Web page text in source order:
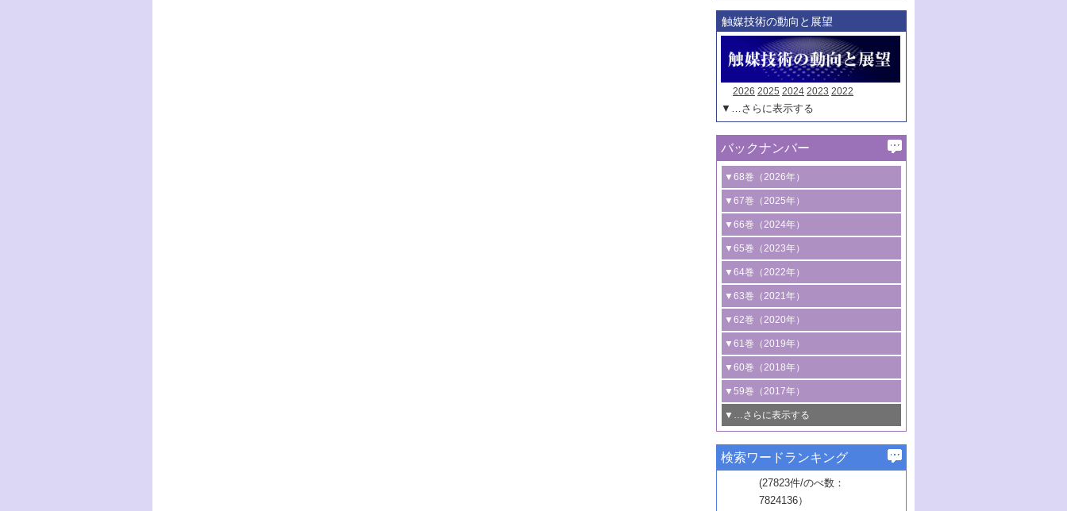
触媒技術の動向と展望
2026 2025 2024 2023 2022
▼…さらに表示する
バックナンバー
▼68巻（2026年）
1号 過酸化水素合成に関する研究動向
2号 コンピューター技術により加速する
触媒開発
3号 有機分子変換やCO 資源化のための
光触媒に関する最近の研究
B号 第137回触媒討論会（2026年）
▼67巻（2025年）
1号 CO
水素化によるグリーン燃料/グリ
ーンケミカル製造
2号 水素製造のための水分解技術に関す
る最近の研究
3号 オレフィン系樹脂の精密合成に関す
る最新技術
4号 アルコール類の効率的変換を実現す
る非貴金属触媒の研究動向
5号 ゼオライトの合成と応用における研
究動向
6号 ヘテロ接合界面
B号 第135回触媒討論会（2025年）
▼66巻（2024年）
1号 低次元ナノ構造を有する触媒材料
2号 規制反応場を活用した固体触媒研究
の新展開
3号 未踏分子変換を目指した酸化触媒プ
ロセスの最前線
4号 シンクロトロン放射光および中性子
線を利用した触媒解析技術の最先端
5号 単原子触媒
6号 参照触媒委員会からのお知らせ
B号 第133回触媒討論会（2023年）
▼65巻（2023年）
1号 炭素が関わる触媒機能
2号 プラスチックケミカルリサイクルの
ための触媒技術
3号 非酸化物系金属化合物を基盤とした
触媒材料の開発
4号 格子酸素・格子酸素欠陥を利用した
触媒反応
5号 生体触媒によるエネルギー変換反応
6号 窒素とリンの循環のための触媒・機
能性材料
▼64巻（2022年）
1号 合成ガス製造とCOを用いるケミカル
ズ合成の最新動向
2号 化学品合成のための合金触媒開発
3号 CO の排出削減および有効活用のた
めの触媒技術
4号 若手による情報発信企画～とびたて
若き触媒の研究者たち～（1）
若き触媒の研究者たち～（2）
6号 石油のノーブル・ユースを志向した
触媒技術
▼63巻（2021年）
1号 金触媒の新展開
2号 ペロブスカイト
3号 特殊反応場を利用した触媒的分子変
換反応
4号 多孔質材料を用いた触媒の新展開
5号 情報学的手法を用いた触媒開発
6号 カーボンニュートラルに向けた電解
技術
B号 第127回触媒討論会（2021年・オン
ライン開催(Zoom)のみ）
▼62巻（2020年）
1号 触媒設計を拓く欠陥構造のキャラク
タリゼーション
2号 機能化学品製造に資するクリーンな
触媒的酸化反応
3号 水処理のための触媒化学
4号 光触媒を用いた水分解の最新の研究
動向
5号 次世代の触媒プロセスを支えるマイ
▼61巻（2019年）
1号 物質移動制御に着目した触媒プロセ
ス開発
2号 CO2 フリー水素サプライチェーンに
関わる触媒開発動向
3号 精密高分子合成に関する最近の研究
動向
4号 バイオマス化成品製造のための触媒
▼60巻（2018年）
1号 固体酸触媒の最新の研究動向
2号 二酸化炭素からの有用化学品合成
3号 ナノ粒子・クラスター触媒の最前線
4号 60周年記念企画
5号 進化するゼオライト合成技術
6号 非貴金属系触媒における電気化学的
▼59巻（2017年）
1号 いたるところに，触媒
最先端技術
3号 無機分離膜材料の開発と触媒反応プ
ロセスへの適用
▼…さらに表示する
1号 ユニークな構造の高分子を生み出す触
2号 リグニンからの化成品製造に向けた触
▼57巻（2015年）
1号 水素キャリアにかかわる触媒技術の新
▼56巻（2014年）
検索ワードランキング
(27823件/のべ数：
7824136）